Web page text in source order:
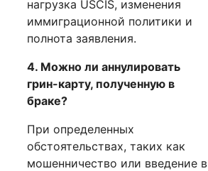
нагрузка USCIS, изменения
иммиграционной политики и
полнота заявления.
4. Можно ли аннулировать
грин-карту, полученную в
браке?
При определенных
обстоятельствах, таких как
мошенничество или введение в